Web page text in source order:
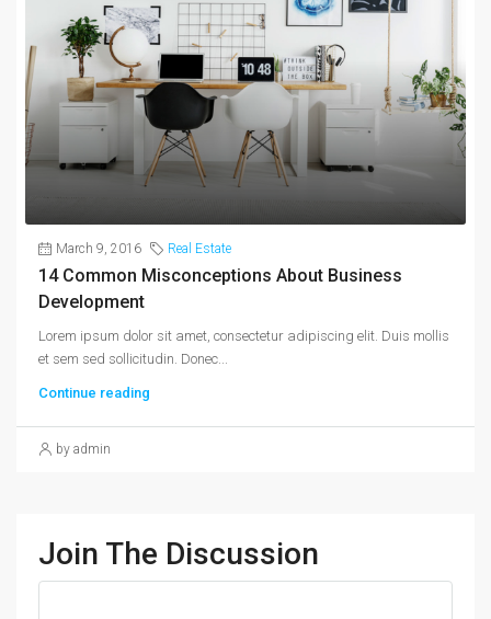
March 9, 2016 Real Estate
14 Common Misconceptions About Business
Development
Lorem ipsum dolor sit amet, consectetur adipiscing elit. Duis mollis
et sem sed sollicitudin. Donec...
Continue reading
by admin
Join The Discussion